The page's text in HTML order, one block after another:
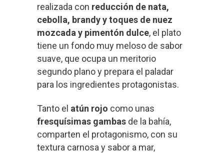
realizada con reducción de nata,
cebolla, brandy y toques de nuez
mozcada y pimentón dulce, el plato
tiene un fondo muy meloso de sabor
suave, que ocupa un meritorio
segundo plano y prepara el paladar
para los ingredientes protagonistas.
Tanto el atún rojo como unas
fresquísimas gambas de la bahía,
comparten el protagonismo, con su
textura carnosa y sabor a mar,